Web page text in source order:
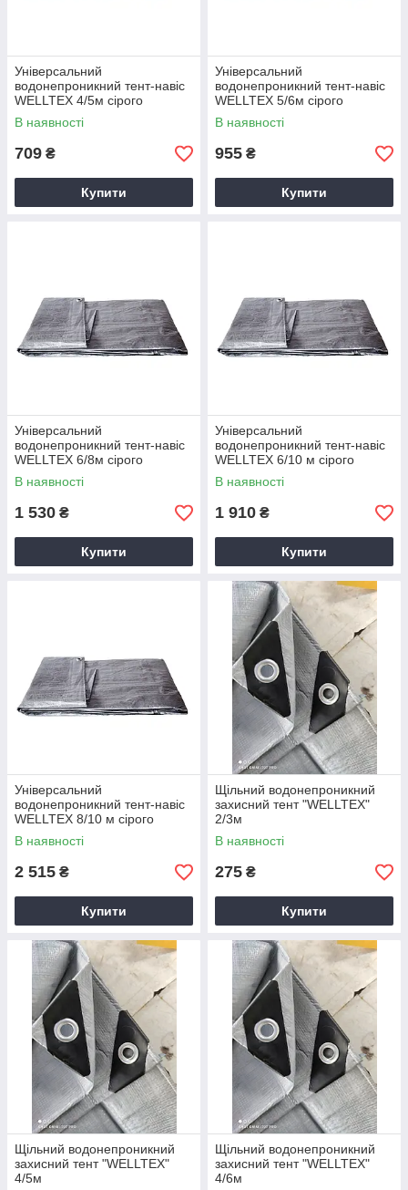
Універсальний
водонепроникний тент-навіс
WELLTEX 4/5м сірого
кольору
В наявності
709 ₴
Купити
Універсальний
водонепроникний тент-навіс
WELLTEX 5/6м сірого
кольору
В наявності
955 ₴
Купити
Універсальний
водонепроникний тент-навіс
WELLTEX 6/8м сірого
кольору
В наявності
1 530 ₴
Купити
Універсальний
водонепроникний тент-навіс
WELLTEX 6/10 м сірого
кольору
В наявності
1 910 ₴
Купити
Універсальний
водонепроникний тент-навіс
WELLTEX 8/10 м сірого
кольору
В наявності
2 515 ₴
Купити
Щільний водонепроникний
захисний тент "WELLTEX"
2/3м
В наявності
275 ₴
Купити
Щільний водонепроникний
захисний тент "WELLTEX"
4/5м
Щільний водонепроникний
захисний тент "WELLTEX"
4/6м